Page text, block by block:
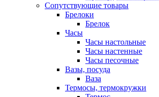
Сопутствующие товары
Брелоки
Брелок
Часы
Часы настольные
Часы настенные
Часы песочные
Вазы, посуда
Ваза
Термосы, термокружки